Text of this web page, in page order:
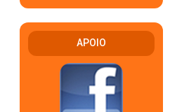
APOIO